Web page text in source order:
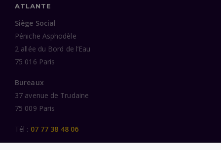
ATLANTE
Siège Social
Péniche Asphodèle
2 allée du Bord de l’Eau
75 016 Paris
Bureaux
37 avenue de Trudaine
75 009 Paris
Tél : 07 77 38 48 06